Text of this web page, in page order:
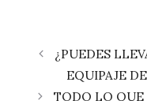
¿PUEDES
EQUIPAJE
TODO LO QUE